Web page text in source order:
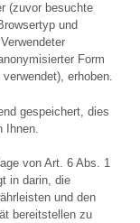
(zuvor besuchte
und
Form
erhoben.
gespeichert, dies
Ihnen.
von Art. 6 Abs. 1
in darin, die
und den
bereitstellen zu